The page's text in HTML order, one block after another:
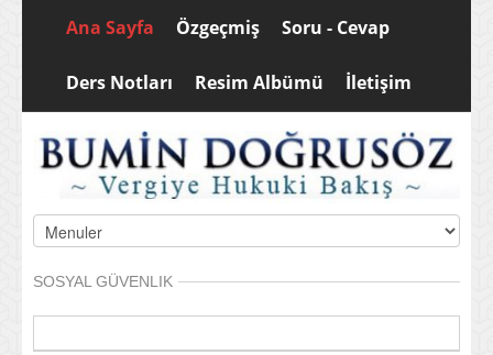
Ana Sayfa Özgeçmiş Soru - Cevap
Ders Notları Resim Albümü İletişim
SOSYAL GÜVENLIK